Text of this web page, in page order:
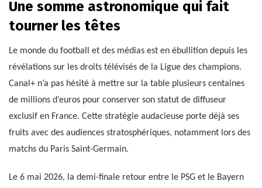
Une somme astronomique qui fait
tourner les têtes
Le monde du football et des médias est en ébullition depuis les
révélations sur les droits télévisés de la Ligue des champions.
Canal+ n’a pas hésité à mettre sur la table plusieurs centaines
de millions d’euros pour conserver son statut de diffuseur
exclusif en France. Cette stratégie audacieuse porte déjà ses
fruits avec des audiences stratosphériques, notamment lors des
matchs du Paris Saint-Germain.
Le 6 mai 2026, la demi-finale retour entre le PSG et le Bayern